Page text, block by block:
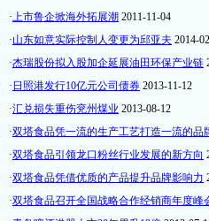
·上市鲁企掀海外拓展潮 2011-11-04
·山东如意实际控制人变更为邱亚夫 2014-
·杰瑞股份拟入股加企延展油田环保产业链
· 日照港发行10亿元公司债券 2013-11-12
·汇兑损失重伤兖州煤业 2013-08-12
·双塔食品凭一流的生产工艺打造一流的品
·双塔食品引领龙口粉丝行业发展的新方向
·双塔食品凭借优质的产品提升品牌影响力
·双塔食品召开全国战略合作经销商年度峰